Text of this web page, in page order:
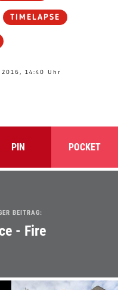
TIMELAPSE
14:40 Uhr
PIN POCKET
BEITRAG:
- Fire